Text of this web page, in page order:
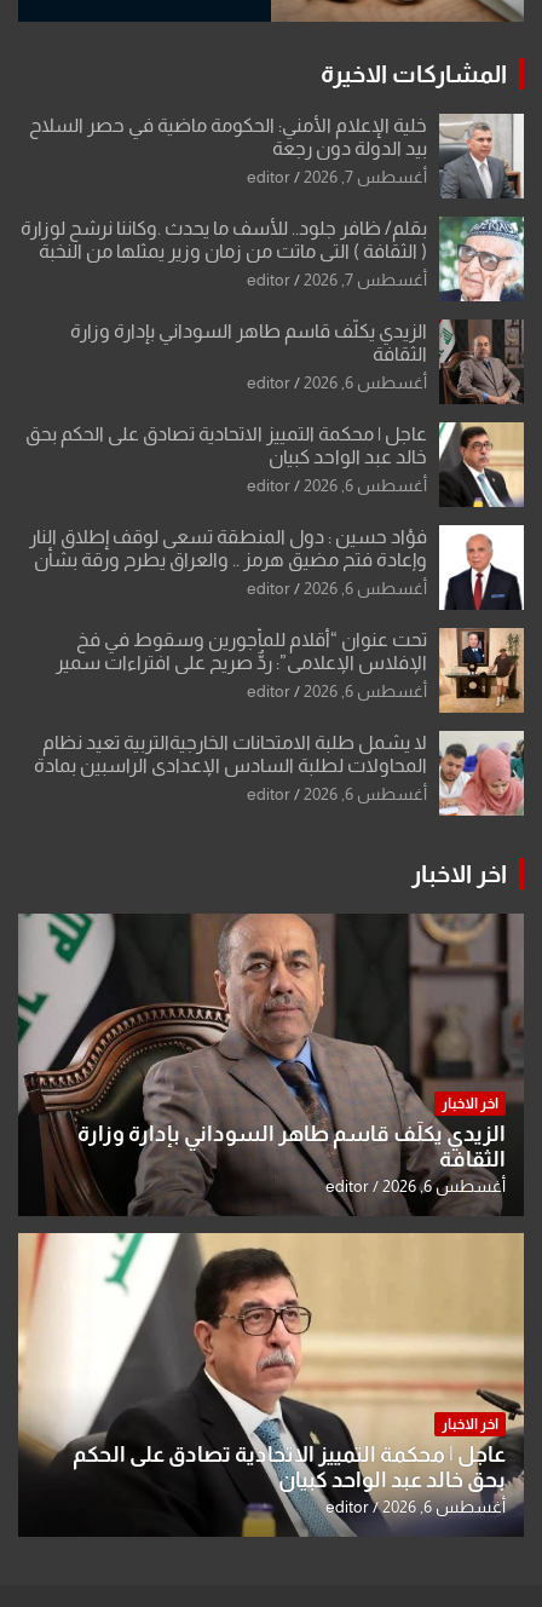
المشاركات الاخيرة
خلية الإعلام الأمني: الحكومة ماضية في حصر السلاح
بيد الدولة دون رجعة
أغسطس 7, 2026 editor
بقلم/ ظافر جلود.. للأسف ما يحدث .وكاننا نرشح لوزارة
( الثقافة ) التي ماتت من زمان وزير يمثلها من النخبة
والإرث العظيم للثقافة العراقية..
أغسطس 7, 2026 editor
الزيدي يكلّف قاسم طاهر السوداني بإدارة وزارة
الثقافة
أغسطس 6, 2026 editor
عاجل | محكمة التمييز الاتحادية تصادق على الحكم بحق
خالد عبد الواحد كبيان
أغسطس 6, 2026 editor
فؤاد حسين : دول المنطقة تسعى لوقف إطلاق النار
وإعادة فتح مضيق هرمز .. والعراق يطرح ورقة بشأن
تحولات القدس
أغسطس 6, 2026 editor
تحت عنوان “أقلام للمأجورين وسقوط في فخ
الإفلاس الإعلامي”: ردٌّ صريح على افتراءات سمير
الشكرجي
أغسطس 6, 2026 editor
لا يشمل طلبة الامتحانات الخارجيةالتربية تعيد نظام
المحاولات لطلبة السادس الإعدادي الراسبين بمادة
أو مادتين
أغسطس 6, 2026 editor
اخر الاخبار
اخر الاخبار
الزيدي يكلّف قاسم طاهر السوداني بإدارة وزارة
الثقافة
أغسطس 6, 2026 editor
اخر الاخبار
عاجل | محكمة التمييز الاتحادية تصادق على الحكم
بحق خالد عبد الواحد كبيان
أغسطس 6, 2026 editor